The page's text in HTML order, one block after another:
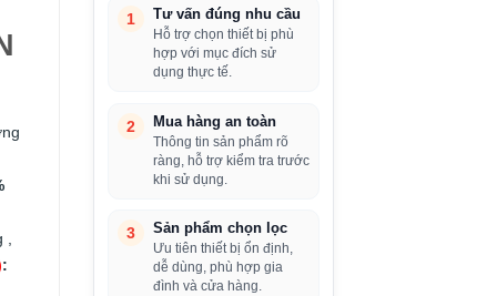
1
Tư vấn đúng nhu cầu
Hỗ trợ chọn thiết bị phù
hợp với mục đích sử
dụng thực tế.
2
Mua hàng an toàn
Thông tin sản phẩm rõ
ràng, hỗ trợ kiểm tra trước
khi sử dụng.
3
Sản phẩm chọn lọc
Ưu tiên thiết bị ổn định,
dễ dùng, phù hợp gia
đình và cửa hàng.
: